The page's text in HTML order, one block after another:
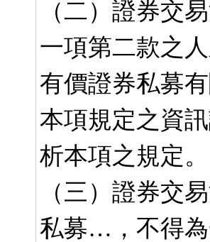
（二）證券交
一項第二款之
有價證券私募
本項規定之資
析本項之規定。
（三）證券交
私募…，不得為